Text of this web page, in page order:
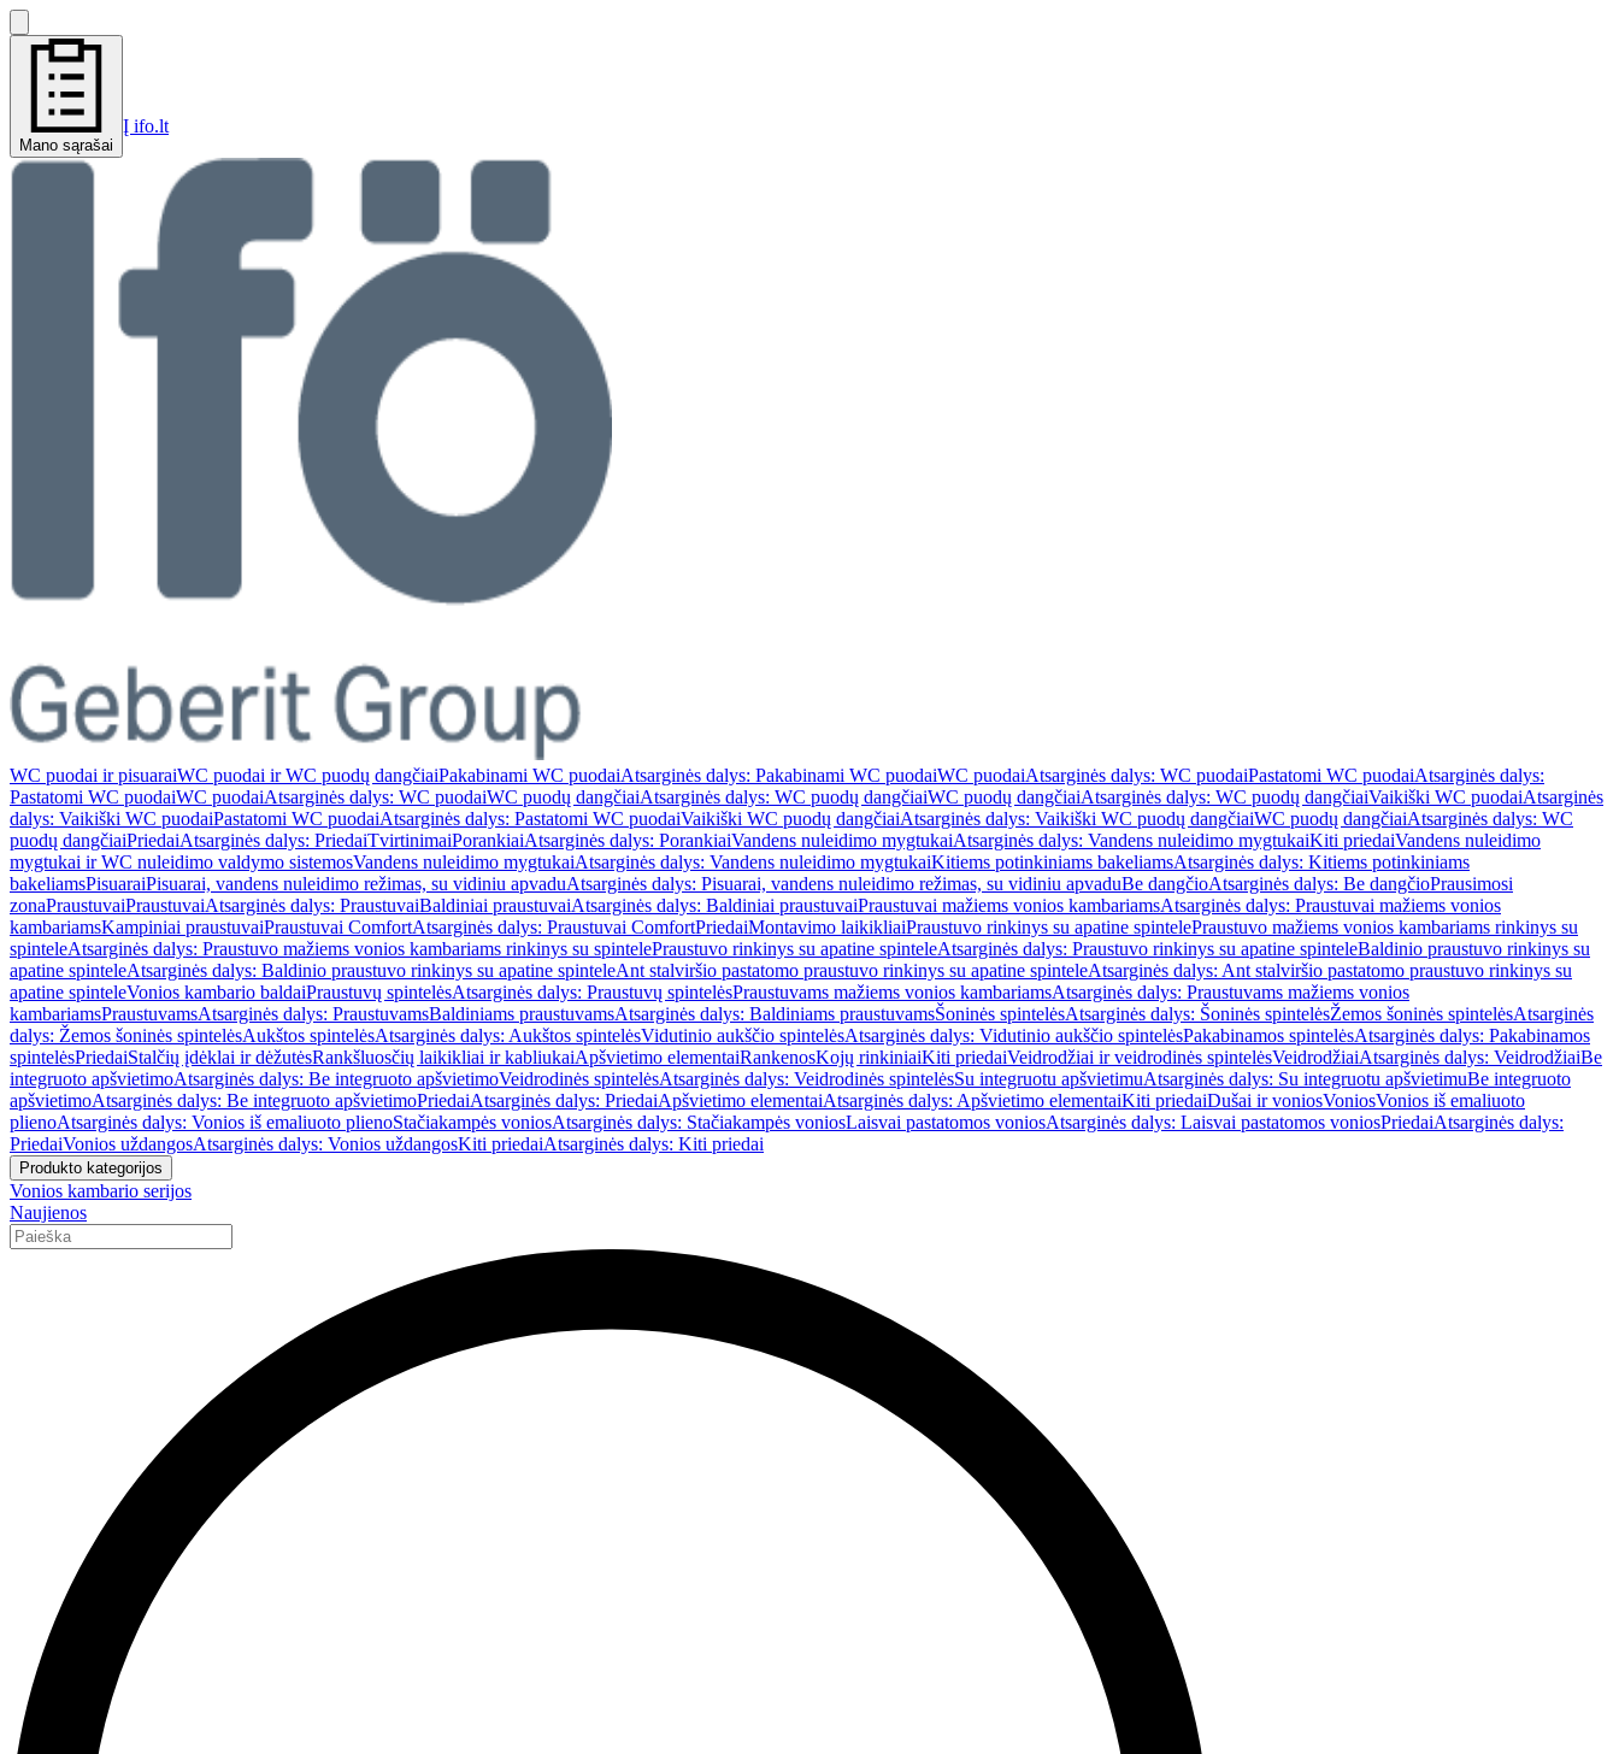
Mano sąrašai
Į ifo.lt
WC puodai ir pisuaraiWC puodai ir WC puodų dangčiaiPakabinami WC puodaiAtsarginės dalys: Pakabinami WC puodaiWC puodaiAtsarginės dalys: WC puodaiPastatomi WC puodaiAtsarginės dalys:
Pastatomi WC puodaiWC puodaiAtsarginės dalys: WC puodaiWC puodų dangčiaiAtsarginės dalys: WC puodų dangčiaiWC puodų dangčiaiAtsarginės dalys: WC puodų dangčiaiVaikiški WC puodaiAtsarginės
dalys: Vaikiški WC puodaiPastatomi WC puodaiAtsarginės dalys: Pastatomi WC puodaiVaikiški WC puodų dangčiaiAtsarginės dalys: Vaikiški WC puodų dangčiaiWC puodų dangčiaiAtsarginės dalys: WC
puodų dangčiaiPriedaiAtsarginės dalys: PriedaiTvirtinimaiPorankiaiAtsarginės dalys: PorankiaiVandens nuleidimo mygtukaiAtsarginės dalys: Vandens nuleidimo mygtukaiKiti priedaiVandens nuleidimo
mygtukai ir WC nuleidimo valdymo sistemosVandens nuleidimo mygtukaiAtsarginės dalys: Vandens nuleidimo mygtukaiKitiems potinkiniams bakeliamsAtsarginės dalys: Kitiems potinkiniams
bakeliamsPisuaraiPisuarai, vandens nuleidimo režimas, su vidiniu apvaduAtsarginės dalys: Pisuarai, vandens nuleidimo režimas, su vidiniu apvaduBe dangčioAtsarginės dalys: Be dangčioPrausimosi
zonaPraustuvaiPraustuvaiAtsarginės dalys: PraustuvaiBaldiniai praustuvaiAtsarginės dalys: Baldiniai praustuvaiPraustuvai mažiems vonios kambariamsAtsarginės dalys: Praustuvai mažiems vonios
kambariamsKampiniai praustuvaiPraustuvai ComfortAtsarginės dalys: Praustuvai ComfortPriedaiMontavimo laikikliaiPraustuvo rinkinys su apatine spintelePraustuvo mažiems vonios kambariams rinkinys su
spinteleAtsarginės dalys: Praustuvo mažiems vonios kambariams rinkinys su spintelePraustuvo rinkinys su apatine spinteleAtsarginės dalys: Praustuvo rinkinys su apatine spinteleBaldinio praustuvo rinkinys su
apatine spinteleAtsarginės dalys: Baldinio praustuvo rinkinys su apatine spinteleAnt stalviršio pastatomo praustuvo rinkinys su apatine spinteleAtsarginės dalys: Ant stalviršio pastatomo praustuvo rinkinys su
apatine spinteleVonios kambario baldaiPraustuvų spintelėsAtsarginės dalys: Praustuvų spintelėsPraustuvams mažiems vonios kambariamsAtsarginės dalys: Praustuvams mažiems vonios
kambariamsPraustuvamsAtsarginės dalys: PraustuvamsBaldiniams praustuvamsAtsarginės dalys: Baldiniams praustuvamsŠoninės spintelėsAtsarginės dalys: Šoninės spintelėsŽemos šoninės spintelėsAtsarginės
dalys: Žemos šoninės spintelėsAukštos spintelėsAtsarginės dalys: Aukštos spintelėsVidutinio aukščio spintelėsAtsarginės dalys: Vidutinio aukščio spintelėsPakabinamos spintelėsAtsarginės dalys: Pakabinamos
spintelėsPriedaiStalčių įdėklai ir dėžutėsRankšluosčių laikikliai ir kabliukaiApšvietimo elementaiRankenosKojų rinkiniaiKiti priedaiVeidrodžiai ir veidrodinės spintelėsVeidrodžiaiAtsarginės dalys: VeidrodžiaiBe
integruoto apšvietimoAtsarginės dalys: Be integruoto apšvietimoVeidrodinės spintelėsAtsarginės dalys: Veidrodinės spintelėsSu integruotu apšvietimuAtsarginės dalys: Su integruotu apšvietimuBe integruoto
apšvietimoAtsarginės dalys: Be integruoto apšvietimoPriedaiAtsarginės dalys: PriedaiApšvietimo elementaiAtsarginės dalys: Apšvietimo elementaiKiti priedaiDušai ir voniosVoniosVonios iš emaliuoto
plienoAtsarginės dalys: Vonios iš emaliuoto plienoStačiakampės voniosAtsarginės dalys: Stačiakampės voniosLaisvai pastatomos voniosAtsarginės dalys: Laisvai pastatomos voniosPriedaiAtsarginės dalys:
PriedaiVonios uždangosAtsarginės dalys: Vonios uždangosKiti priedaiAtsarginės dalys: Kiti priedai
Produkto kategorijos
Vonios kambario serijos
Naujienos